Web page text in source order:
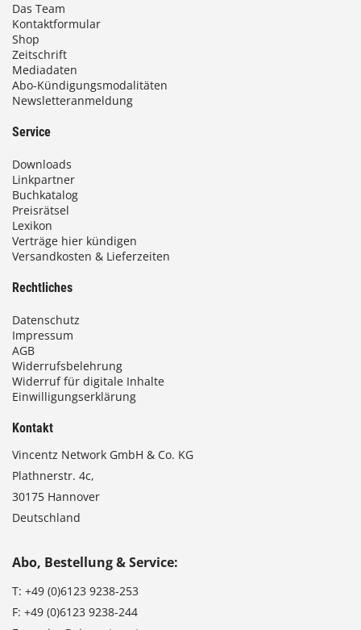
Das Team
Kontaktformular
Shop
Zeitschrift
Mediadaten
Abo-Kündigungsmodalitäten
Newsletteranmeldung
Service
Downloads
Linkpartner
Buchkatalog
Preisrätsel
Lexikon
Verträge hier kündigen
Versandkosten & Lieferzeiten
Rechtliches
Datenschutz
Impressum
AGB
Widerrufsbelehrung
Widerruf für digitale Inhalte
Einwilligungserklärung
Kontakt
Vincentz Network GmbH & Co. KG
Plathnerstr. 4c,
30175 Hannover
Deutschland
Abo, Bestellung & Service:
T: +49 (0)6123 9238-253
F: +49 (0)6123 9238-244